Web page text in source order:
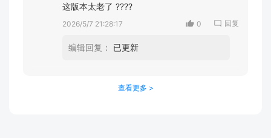
这版本太老了 ????
2026/5/7 21:28:17 0 回复
编辑回复： 已更新
查看更多 >